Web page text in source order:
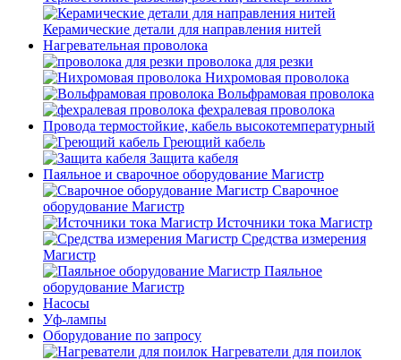
Керамические детали для направления нитей
Нагревательная проволока
проволока для резки
Нихромовая проволока
Вольфрамовая проволока
фехралевая проволока
Провода термостойкие, кабель высокотемпературный
Греющий кабель
Защита кабеля
Паяльное и сварочное оборудование Магистр
Сварочное
оборудование Магистр
Источники тока Магистр
Средства измерения
Магистр
Паяльное
оборудование Магистр
Насосы
Уф-лампы
Оборудование по запросу
Нагреватели для поилок